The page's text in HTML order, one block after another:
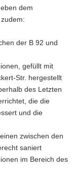
dem
der B 92 und
gefüllt mit
Str. hergestellt
des Letzten
die die
und die
zwischen den
saniert
im Bereich des